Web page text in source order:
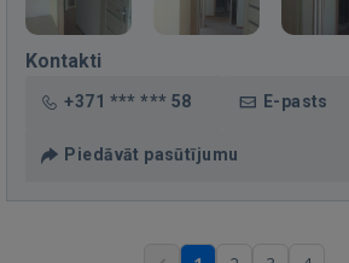
Kontakti
+371 *** *** 58 E-pasts
Piedāvāt pasūtījumu